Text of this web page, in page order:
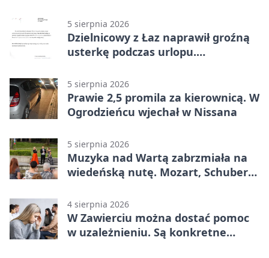
5 sierpnia 2026
Dzielnicowy z Łaz naprawił groźną
usterkę podczas urlopu.
5 sierpnia 2026
Prawie 2,5 promila za kierownicą. W
Ogrodzieńcu wjechał w Nissana
5 sierpnia 2026
Muzyka nad Wartą zabrzmiała na
wiedeńską nutę. Mozart, Schubert i
4 sierpnia 2026
W Zawierciu można dostać pomoc
w uzależnieniu. Są konkretne